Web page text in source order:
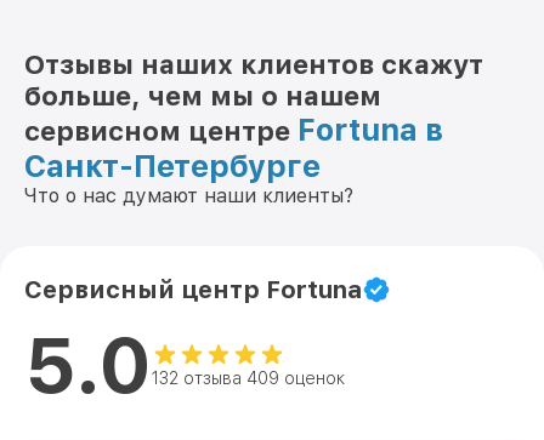
Отзывы наших клиентов скажут
больше, чем мы о нашем
сервисном центре Fortuna в
Санкт-Петербурге
Что о нас думают наши клиенты?
Сервисный центр Fortuna
5.0 132 отзыва 409 оценок